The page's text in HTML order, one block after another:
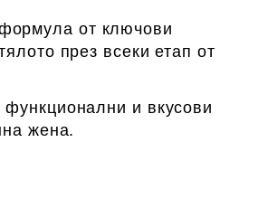
от ключови
през всеки етап от
и вкусови
жена.